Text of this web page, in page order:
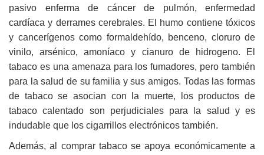
pasivo enferma de cáncer de pulmón, enfermedad
cardíaca y derrames cerebrales. El humo contiene tóxicos
y cancerígenos como formaldehído, benceno, cloruro de
vinilo, arsénico, amoníaco y cianuro de hidrogeno. El
tabaco es una amenaza para los fumadores, pero también
para la salud de su familia y sus amigos. Todas las formas
de tabaco se asocian con la muerte, los productos de
tabaco calentado son perjudiciales para la salud y es
indudable que los cigarrillos electrónicos también.
Además, al comprar tabaco se apoya económicamente a